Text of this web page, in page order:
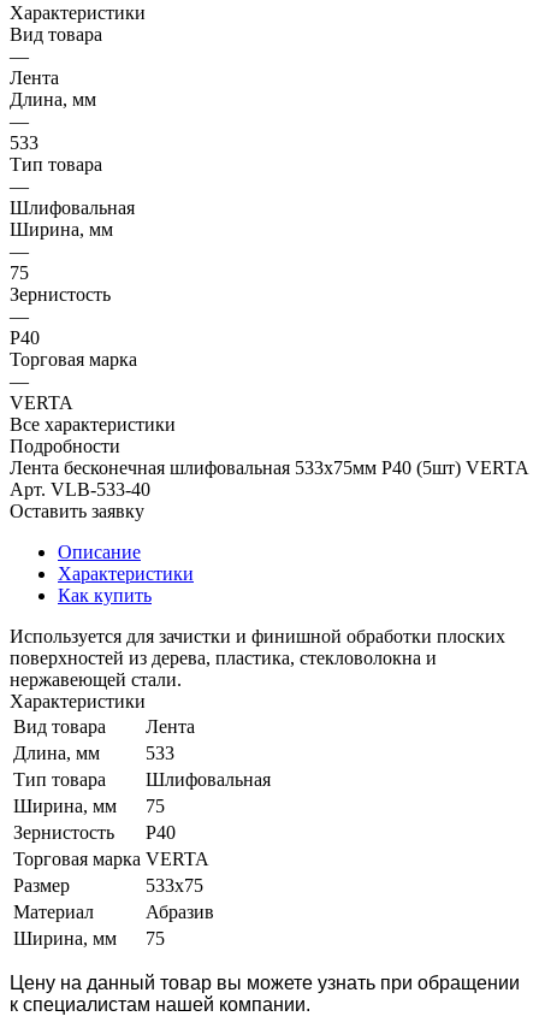
Характеристики
Вид товара
—
Лента
Длина, мм
—
533
Тип товара
—
Шлифовальная
Ширина, мм
—
75
Зернистость
—
Р40
Торговая марка
—
VERTA
Все характеристики
Подробности
Лента бесконечная шлифовальная 533х75мм Р40 (5шт) VERTA
Арт. VLB-533-40
Оставить заявку
Описание
Характеристики
Как купить
Используется для зачистки и финишной обработки плоских
поверхностей из дерева, пластика, стекловолокна и
нержавеющей стали.
Характеристики
Вид товара
Лента
Длина, мм
533
Тип товара
Шлифовальная
Ширина, мм
75
Зернистость
Р40
Торговая марка VERTA
Размер
533x75
Материал
Абразив
Ширина, мм
75
Цену на данный товар вы можете узнать при обращении
к специалистам нашей компании.